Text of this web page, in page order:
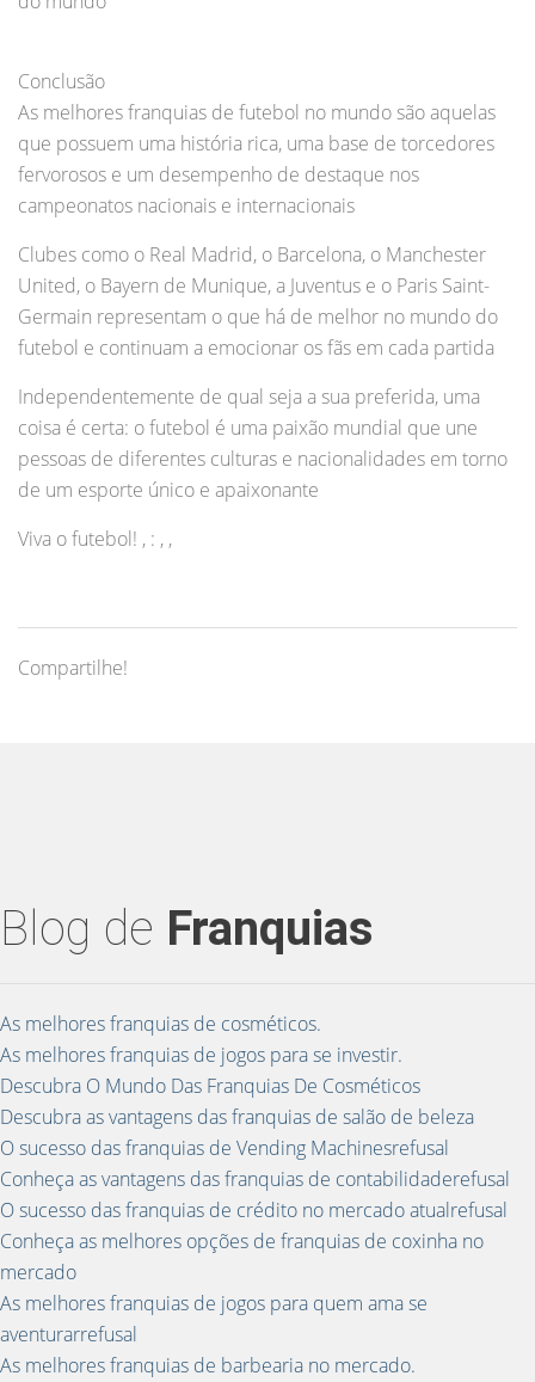
Conclusão
As melhores franquias de futebol no mundo são aquelas
que possuem uma história rica, uma base de torcedores
fervorosos e um desempenho de destaque nos
campeonatos nacionais e internacionais
Clubes como o Real Madrid, o Barcelona, o Manchester
United, o Bayern de Munique, a Juventus e o Paris Saint-
Germain representam o que há de melhor no mundo do
futebol e continuam a emocionar os fãs em cada partida
Independentemente de qual seja a sua preferida, uma
coisa é certa: o futebol é uma paixão mundial que une
pessoas de diferentes culturas e nacionalidades em torno
de um esporte único e apaixonante
Viva o futebol! , : , ,
Compartilhe!
Blog de Franquias
As melhores franquias de cosméticos.
As melhores franquias de jogos para se investir.
Descubra O Mundo Das Franquias De Cosméticos
Descubra as vantagens das franquias de salão de beleza
O sucesso das franquias de Vending Machinesrefusal
Conheça as vantagens das franquias de contabilidaderefusal
O sucesso das franquias de crédito no mercado atualrefusal
Conheça as melhores opções de franquias de coxinha no
mercado
As melhores franquias de jogos para quem ama se
aventurarrefusal
As melhores franquias de barbearia no mercado.